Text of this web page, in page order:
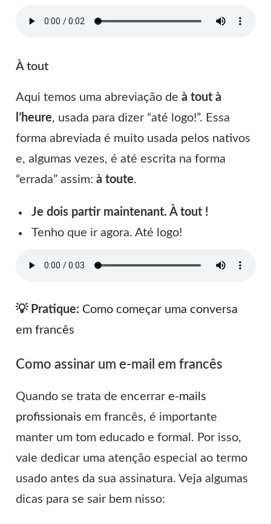
À tout
Aqui temos uma abreviação de à tout à
l’heure, usada para dizer “até logo!”. Essa
forma abreviada é muito usada pelos nativos
e, algumas vezes, é até escrita na forma
“errada” assim: à toute.
Je dois partir maintenant. À tout !
Tenho que ir agora. Até logo!
💡 Pratique: Como começar uma conversa
em francês
Como assinar um e-mail em francês
Quando se trata de encerrar e-mails
profissionais em francês, é importante
manter um tom educado e formal. Por isso,
vale dedicar uma atenção especial ao termo
usado antes da sua assinatura. Veja algumas
dicas para se sair bem nisso: